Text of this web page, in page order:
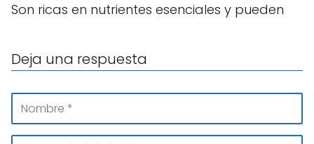
Son ricas en nutrientes esenciales y pueden
Deja una respuesta